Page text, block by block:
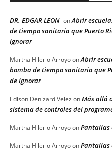
DR. EDGAR LEON onAbrir
de tiempo sanitaria que Puerto
ignorar
Martha Hilerio ArroyoonAbrir
bomba de tiempo sanitaria que
de ignorar
Edison Denizard Velez onMás allá
sistema de controles del
Martha Hilerio ArroyoonPantallas
Martha Hilerio ArroyoonPantallas